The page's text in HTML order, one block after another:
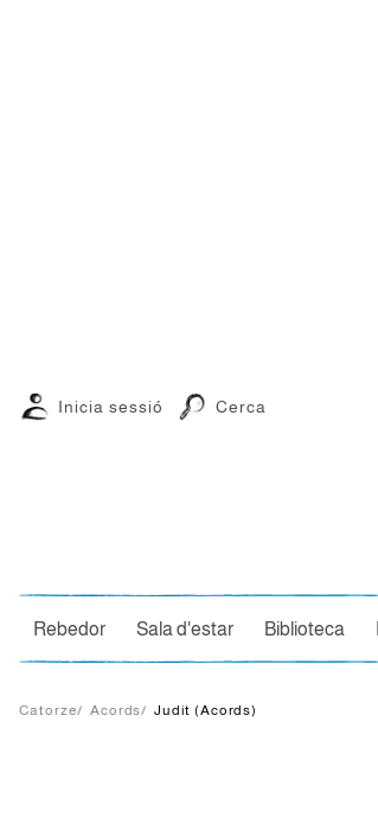
Inicia sessió Cerca
Rebedor Sala d'estar Biblioteca
Catorze/ Acords/ Judit (Acords)